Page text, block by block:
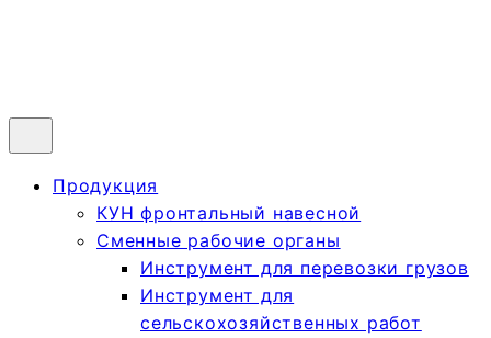
Продукция
КУН фронтальный навесной
Сменные рабочие органы
Инструмент для перевозки грузов
Инструмент для
сельскохозяйственных работ